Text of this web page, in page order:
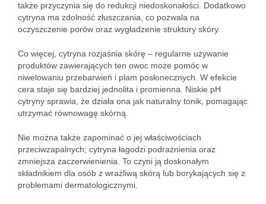
także przyczynia się do redukcji niedoskonałości. Dodatkowo
cytryna ma zdolność złuszczania, co pozwala na
oczyszczenie porów oraz wygładzenie struktury skóry.
Co więcej, cytryna rozjaśnia skórę – regularne używanie
produktów zawierających ten owoc może pomóc w
niwelowaniu przebarwień i plam posłonecznych. W efekcie
cera staje się bardziej jednolita i promienna. Niskie pH
cytryny sprawia, że działa ona jak naturalny tonik, pomagając
utrzymać równowagę skórną.
Nie można także zapominać o jej właściwościach
przeciwzapalnych; cytryna łagodzi podrażnienia oraz
zmniejsza zaczerwienienia. To czyni ją doskonałym
składnikiem dla osób z wrażliwą skórą lub borykających się z
problemami dermatologicznymi.